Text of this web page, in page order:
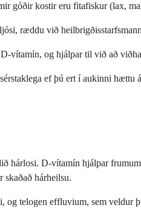
góðir kostir eru fitafiskur (lax,
ræddu við
vítamín, og hjálpar til við að
ef þú ert í aukinni hættu
hárlosi. D-vítamín hjálpar
hárheilsu.
og telogen effluvium, sem veldur